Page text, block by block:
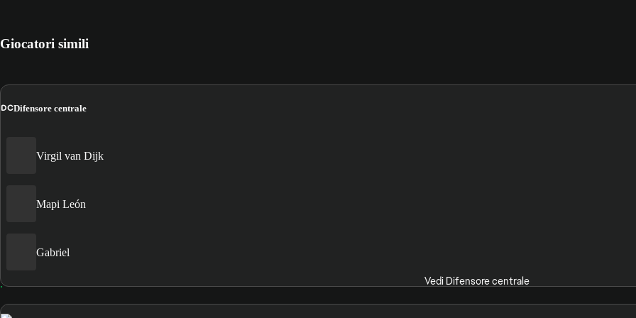
Giocatori simili
DCDifensore centrale
Virgil van Dijk
Mapi León
Gabriel
Vedi Difensore centrale